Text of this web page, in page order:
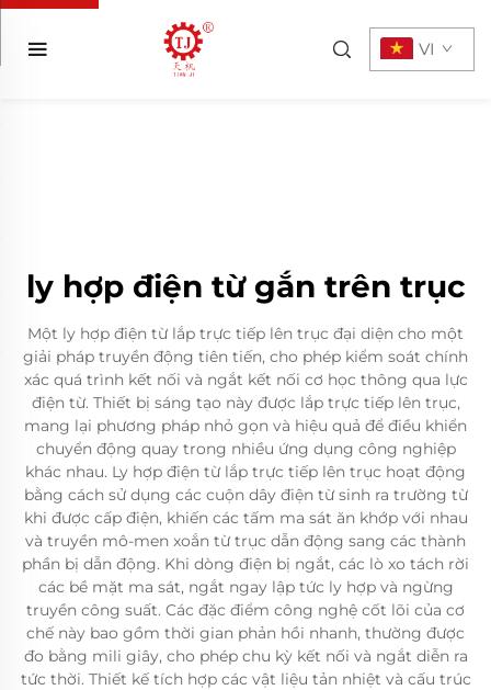
VI
ly hợp điện từ gắn trên trục
Một ly hợp điện từ lắp trực tiếp lên trục đại diện cho một
giải pháp truyền động tiên tiến, cho phép kiểm soát chính
xác quá trình kết nối và ngắt kết nối cơ học thông qua lực
điện từ. Thiết bị sáng tạo này được lắp trực tiếp lên trục,
mang lại phương pháp nhỏ gọn và hiệu quả để điều khiển
chuyển động quay trong nhiều ứng dụng công nghiệp
khác nhau. Ly hợp điện từ lắp trực tiếp lên trục hoạt động
bằng cách sử dụng các cuộn dây điện từ sinh ra trường từ
khi được cấp điện, khiến các tấm ma sát ăn khớp với nhau
và truyền mô-men xoắn từ trục dẫn động sang các thành
phần bị dẫn động. Khi dòng điện bị ngắt, các lò xo tách rời
các bề mặt ma sát, ngắt ngay lập tức ly hợp và ngừng
truyền công suất. Các đặc điểm công nghệ cốt lõi của cơ
chế này bao gồm thời gian phản hồi nhanh, thường được
đo bằng mili giây, cho phép chu kỳ kết nối và ngắt diễn ra
tức thời. Thiết kế tích hợp các vật liệu tản nhiệt và cấu trúc